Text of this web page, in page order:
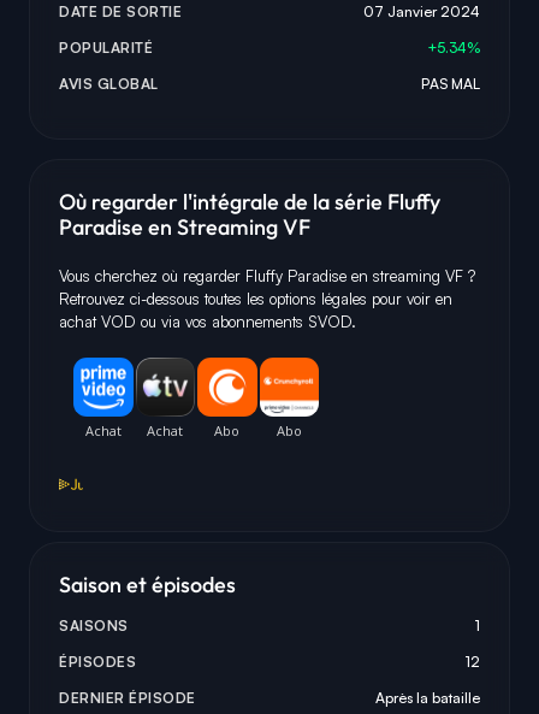
DATE DE SORTIE
07 Janvier 2024
POPULARITÉ
+5.34%
AVIS GLOBAL
PAS MAL
Où regarder l'intégrale de la série Fluffy
Paradise en Streaming VF
Vous cherchez où regarder Fluffy Paradise en streaming VF ?
Retrouvez ci-dessous toutes les options légales pour voir en
achat VOD ou via vos abonnements SVOD.
Saison et épisodes
SAISONS
1
ÉPISODES
12
DERNIER ÉPISODE
Après la bataille